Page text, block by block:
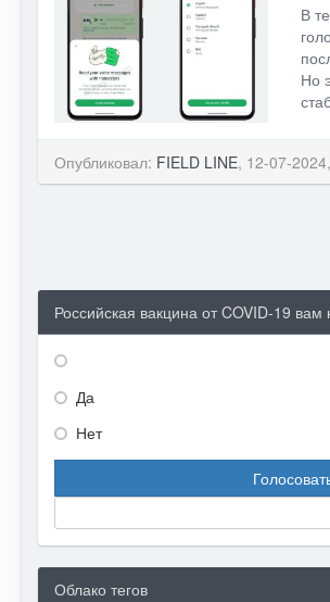
В
Но
Опубликовал: FIELD LINE, 12-07-
Российская вакцина от COVID-19 вам
Да
Нет
Облако тегов